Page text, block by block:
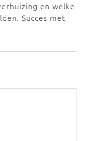
en welke
Succes met